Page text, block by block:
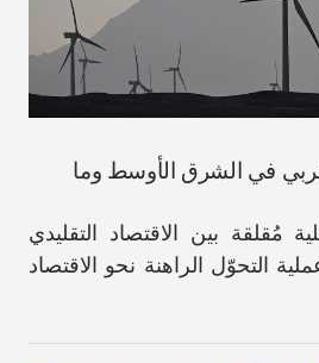
في الشرق الأوسط وما
مُقلقة بين الاقتصاد التقليدي
التحوّل الراهنة نحو الاقتصاد